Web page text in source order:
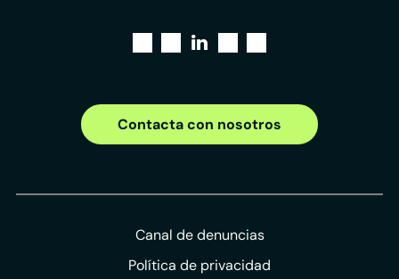
Contacta con nosotros
Canal de denuncias
Política de privacidad